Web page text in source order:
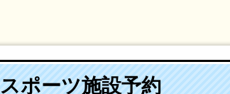
スポーツ施設予約